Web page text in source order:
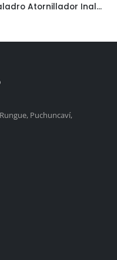
Taladro Atornillador Inalámbrico 40V DF002GZ T.Max 64 Nm Sin Cargador Sin Batería Makita
Puchuncaví,